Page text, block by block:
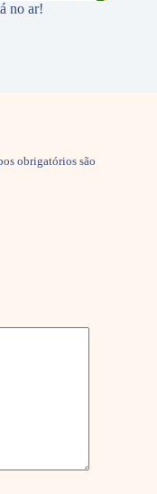
no ar!
obrigatórios são